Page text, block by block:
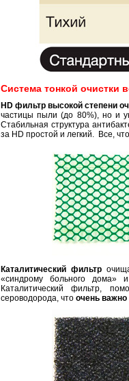
Cистема тонкой очистки
HD фильтр высокой степени
частицы пыли (до 80%), но и
Стабильная структура
за HD простой и легкий. Все,
Каталитический фильтр
«синдрому больного дома»
Каталитический фильтр,
сероводорода, что очень важно